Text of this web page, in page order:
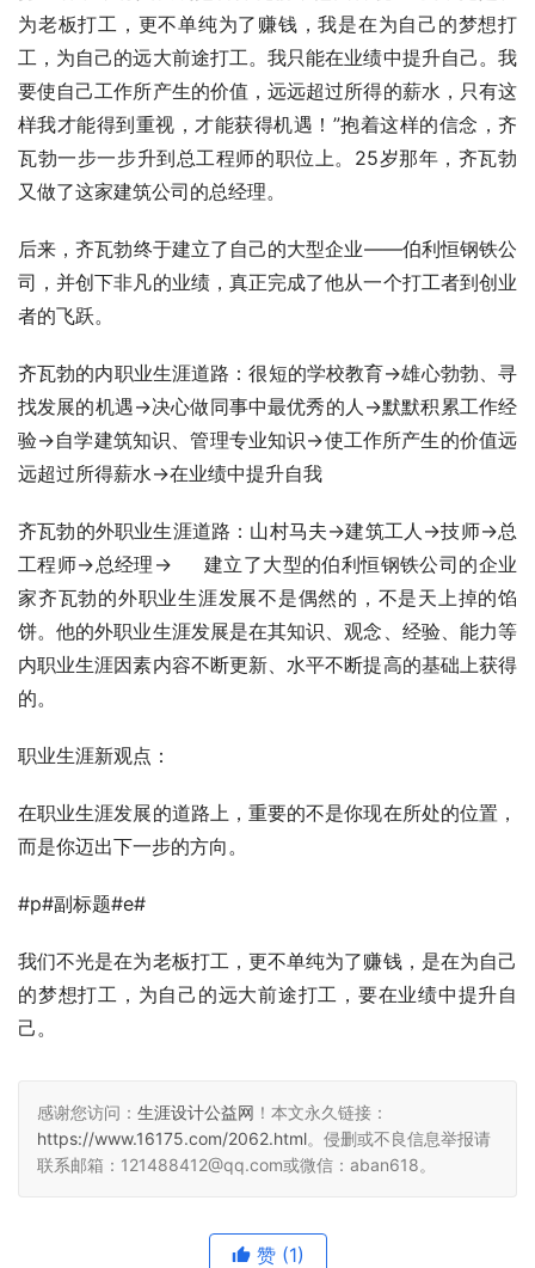
为老板打工，更不单纯为了赚钱，我是在为自己的梦想打
工，为自己的远大前途打工。我只能在业绩中提升自己。我
要使自己工作所产生的价值，远远超过所得的薪水，只有这
样我才能得到重视，才能获得机遇！”抱着这样的信念，齐
瓦勃一步一步升到总工程师的职位上。25岁那年，齐瓦勃
又做了这家建筑公司的总经理。
后来，齐瓦勃终于建立了自己的大型企业――伯利恒钢铁公
司，并创下非凡的业绩，真正完成了他从一个打工者到创业
者的飞跃。
齐瓦勃的内职业生涯道路：很短的学校教育→雄心勃勃、寻
找发展的机遇→决心做同事中最优秀的人→默默积累工作经
验→自学建筑知识、管理专业知识→使工作所产生的价值远
远超过所得薪水→在业绩中提升自我
齐瓦勃的外职业生涯道路：山村马夫→建筑工人→技师→总
工程师→总经理→     建立了大型的伯利恒钢铁公司的企业
家齐瓦勃的外职业生涯发展不是偶然的，不是天上掉的馅
饼。他的外职业生涯发展是在其知识、观念、经验、能力等
内职业生涯因素内容不断更新、水平不断提高的基础上获得
的。
职业生涯新观点：
在职业生涯发展的道路上，重要的不是你现在所处的位置，
而是你迈出下一步的方向。
#p#副标题#e#
我们不光是在为老板打工，更不单纯为了赚钱，是在为自己
的梦想打工，为自己的远大前途打工，要在业绩中提升自
己。
感谢您访问： 生涯设计公益网 ！本文永久链接：
https://www.16175.com/2062.html。侵删或不良信息举报请
联系邮箱：121488412@qq.com或微信：aban618。
赞 (1)